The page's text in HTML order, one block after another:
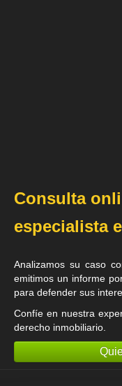
Consulta
especialista
Analizamos su caso
emitimos un informe
para defender sus
Confíe en nuestra
derecho inmobiliario